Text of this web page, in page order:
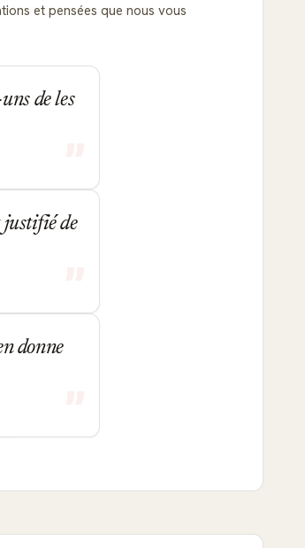
et pensées que nous vous
de les
justifié de
donne